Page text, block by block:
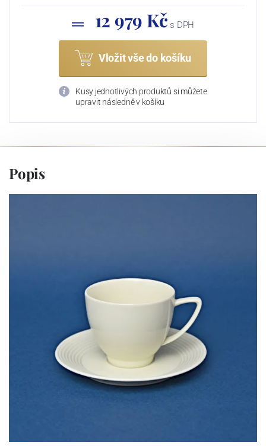
12 979 Kč s DPH
Vložit vše do košíku
Kusy jednotlivých produktů si můžete
upravit následně v košíku
Popis